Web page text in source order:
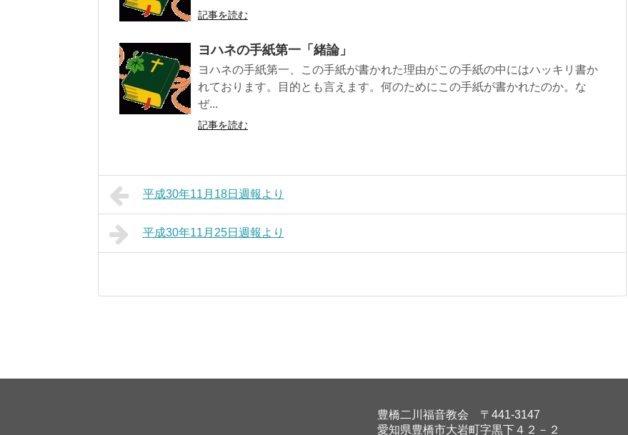
記事を読む
ヨハネの手紙第一「緒論」
ヨハネの手紙第一、この手紙が書かれた理由がこの手紙の中にはハッキリ書か
れております。目的とも言えます。何のためにこの手紙が書かれたのか。な
ぜ...
記事を読む
平成30年11月18日週報より
平成30年11月25日週報より
豊橋二川福音教会 〒441-3147
愛知県豊橋市大岩町字黒下４２－２